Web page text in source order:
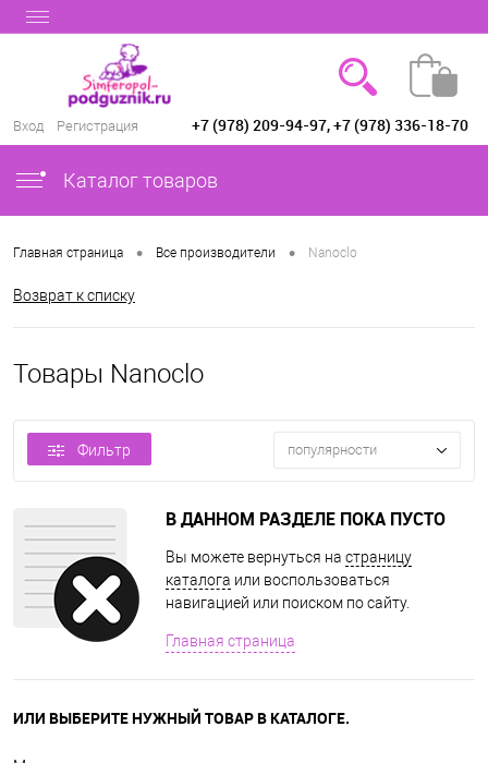
Вход Регистрация +7 (978) 209-94-97, +7 (978) 336-18-70
Каталог товаров
Главная страница • Все производители • Nanoclo
Возврат к списку
Товары Nanoclo
Фильтр популярности
В ДАННОМ РАЗДЕЛЕ ПОКА ПУСТО
Вы можете вернуться на страницу
каталога или воспользоваться
навигацией или поиском по сайту.
Главная страница
ИЛИ ВЫБЕРИТЕ НУЖНЫЙ ТОВАР В КАТАЛОГЕ.